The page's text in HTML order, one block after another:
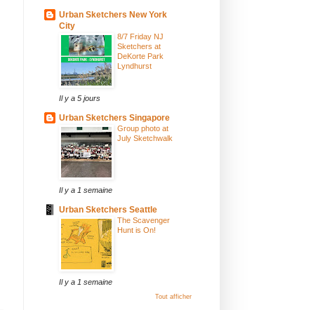
Urban Sketchers New York
City
8/7 Friday NJ
Sketchers at
DeKorte Park
Lyndhurst
Il y a 5 jours
Urban Sketchers Singapore
Group photo at
July Sketchwalk
Il y a 1 semaine
Urban Sketchers Seattle
The Scavenger
Hunt is On!
Il y a 1 semaine
Tout afficher